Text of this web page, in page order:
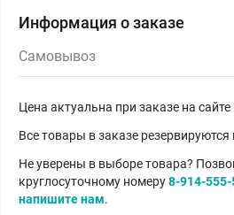
Информация о заказе
Самовывоз
Цена актуальна при заказе на сайте
Все товары в заказе резервируются
Не уверены в выборе товара?
круглосуточному номеру8-914-
напишите нам.